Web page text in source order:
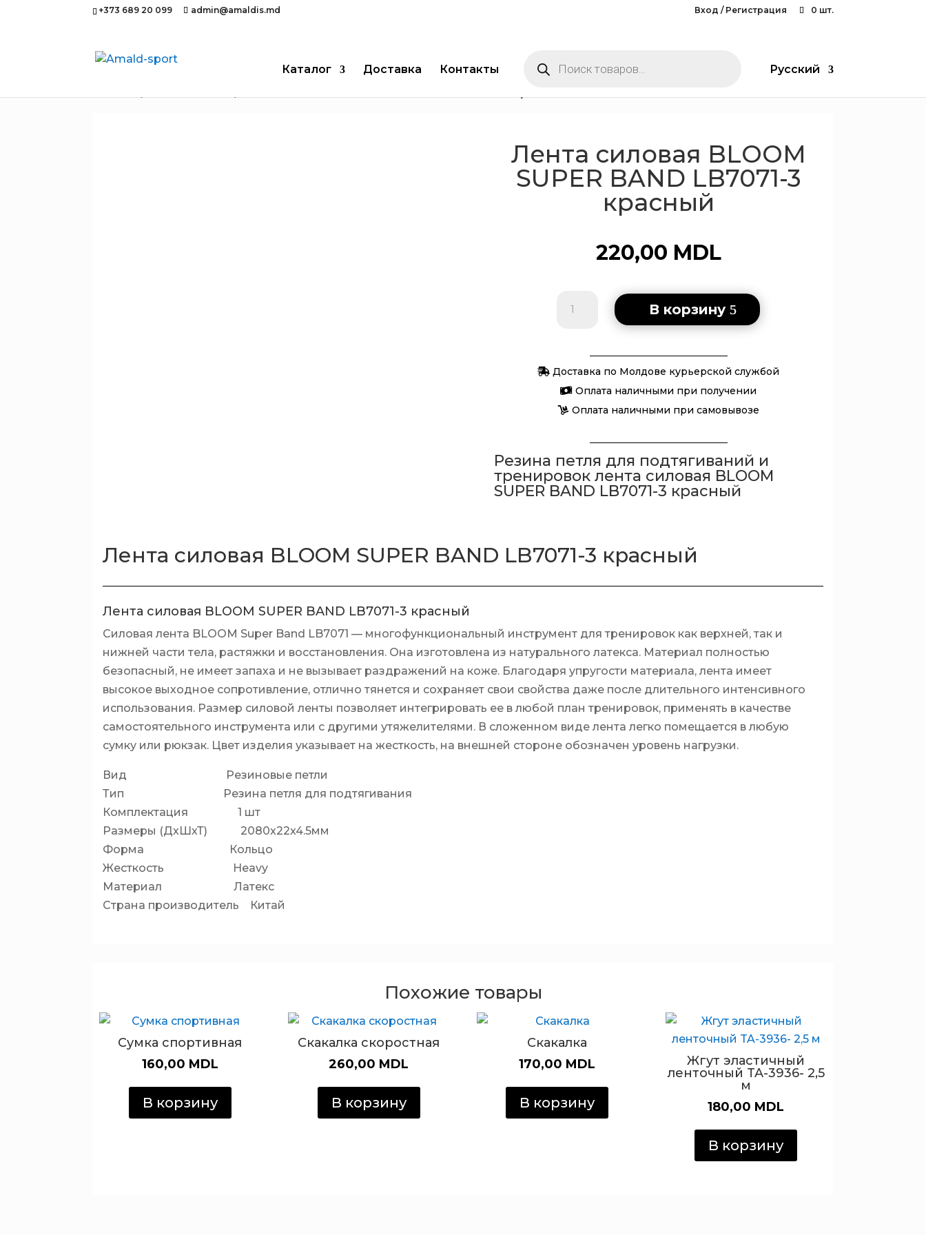
+373 689 20 099 admin@amaldis.md Вход / Регистрация 0 шт.
Каталог Доставка Контакты товаров
Русский
Лента силовая BLOOM
SUPER BAND LB7071-3
красный
220,00 MDL
Количество
силовая
BLOOM
SUPER
BAND
красный
В корзину
Доставка по Молдове курьерской службой
Оплата наличными при получении
Оплата наличными при самовывозе
Резина петля для подтягиваний и
тренировок лента силовая BLOOM
SUPER BAND LB7071-3 красный
Лента силовая BLOOM SUPER BAND LB7071-3 красный
Лента силовая BLOOM SUPER BAND LB7071-3 красный
Силовая лента BLOOM Super Band LB7071 — многофункциональный инструмент для тренировок как верхней, так и
нижней части тела, растяжки и восстановления. Она изготовлена из натурального латекса. Материал полностью
безопасный, не имеет запаха и не вызывает раздражений на коже. Благодаря упругости материала, лента имеет
высокое выходное сопротивление, отлично тянется и сохраняет свои свойства даже после длительного интенсивного
использования. Размер силовой ленты позволяет интегрировать ее в любой план тренировок, применять в качестве
самостоятельного инструмента или с другими утяжелителями. В сложенном виде лента легко помещается в любую
сумку или рюкзак. Цвет изделия указывает на жесткость, на внешней стороне обозначен уровень нагрузки.
Вид Резиновые петли
Тип Резина петля для подтягивания
Комплектация 1 шт
Размеры (ДхШхТ) 2080x22x4.5мм
Форма Кольцо
Жесткость Heavy
Материал Латекс
Страна производитель Китай
Похожие товары
Сумка спортивная
160,00 MDL
В корзину
Скакалка скоростная
260,00 MDL
В корзину
Скакалка
170,00 MDL
В корзину
Жгут эластичный
ленточный TA-3936- 2,5
м
180,00 MDL
В корзину